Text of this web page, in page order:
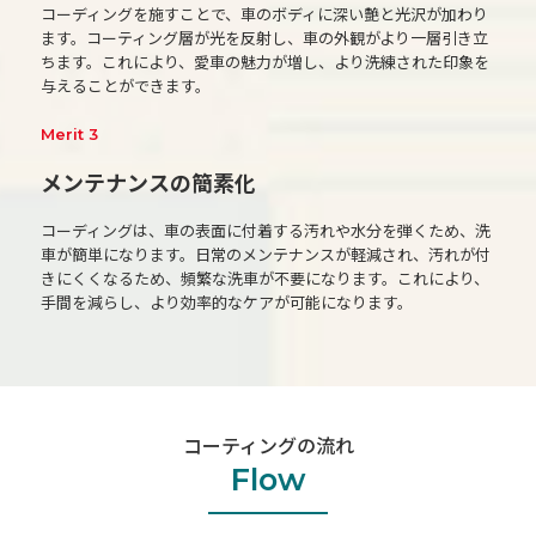
コーディングを施すことで、車のボディに深い艶と光沢が加わり
ます。コーティング層が光を反射し、車の外観がより一層引き立
ちます。これにより、愛車の魅力が増し、より洗練された印象を
与えることができます。
Merit 3
メンテナンスの簡素化
コーディングは、車の表面に付着する汚れや水分を弾くため、洗
車が簡単になります。日常のメンテナンスが軽減され、汚れが付
きにくくなるため、頻繁な洗車が不要になります。これにより、
手間を減らし、より効率的なケアが可能になります。
コーティングの流れ
Flow